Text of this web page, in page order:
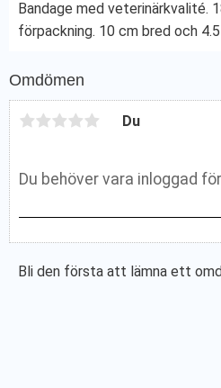
Bandage med veterinärkvalité.
förpackning. 10 cm bred och 4.5
Omdömen
Du
Bli den första att lämna ett